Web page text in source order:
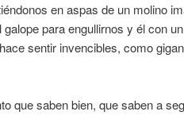
en aspas de un molino
para engullirnos y él con
sentir invencibles, como
que saben bien, que saben a